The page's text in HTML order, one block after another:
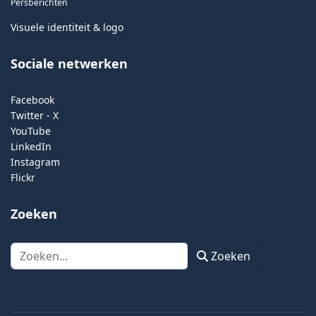
Persberichten
Visuele identiteit & logo
Sociale netwerken
Facebook
Twitter - X
YouTube
LinkedIn
Instagram
Flickr
Zoeken
Zoeken Zoeken